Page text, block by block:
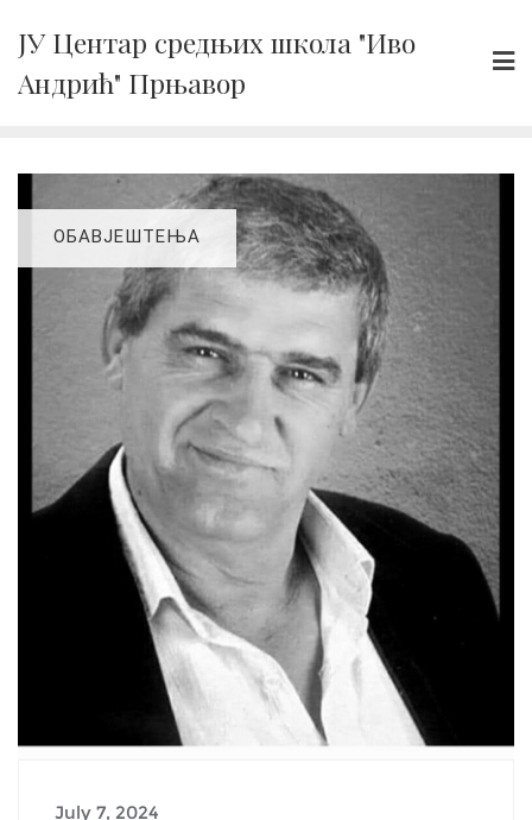
content
ЈУ Центар средњих школа "Иво
Андрић" Прњавор
ОБАВЈЕШТЕЊА
July 7, 2024